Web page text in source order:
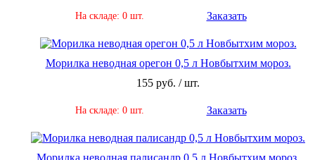
На складе: 0 шт. Заказать
Морилка неводная орегон 0,5 л Новбытхим мороз.
155 руб. / шт.
На складе: 0 шт. Заказать